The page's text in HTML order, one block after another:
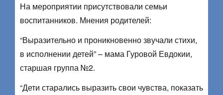
На мероприятии присутствовали семьи
воспитанников. Мнения родителей:
“Выразительно и проникновенно звучали стихи,
в исполнении детей” – мама Гуровой Евдокии,
старшая группа №2.
“Дети старались выразить свои чувства, показать